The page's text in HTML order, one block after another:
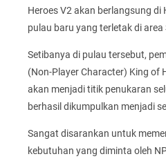
Heroes V2 akan berlangsung di
pulau baru yang terletak di area
Setibanya di pulau tersebut,
(Non-Player Character) King of
akan menjadi titik penukaran
berhasil dikumpulkan menjadi
Sangat disarankan untuk
kebutuhan yang diminta oleh